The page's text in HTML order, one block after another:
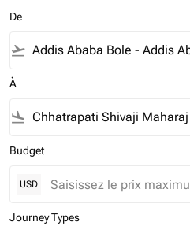
De
flight_takeoff
À
flight_land
Budget
USD
Journey Types